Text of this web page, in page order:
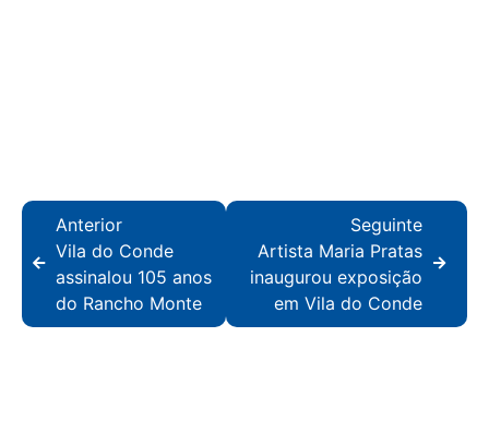
Anterior
Vila do Conde
assinalou 105 anos
do Rancho Monte
Seguinte
Artista Maria Pratas
inaugurou exposição
em Vila do Conde